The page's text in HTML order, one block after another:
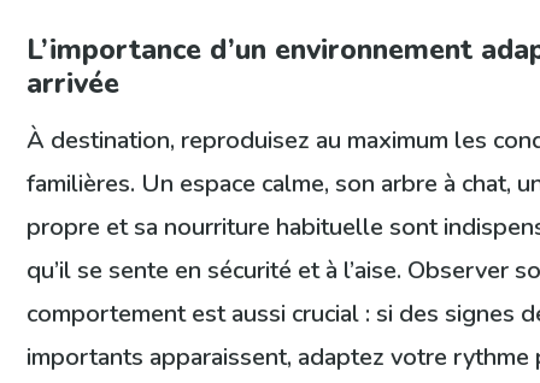
L’importance d’un environnement
arrivée
À destination, reproduisez au maximum les
familières. Un espace calme, son arbre à chat,
propre et sa nourriture habituelle sont
qu’il se sente en sécurité et à l’aise. Observer
comportement est aussi crucial : si des signes
importants apparaissent, adaptez votre rythme